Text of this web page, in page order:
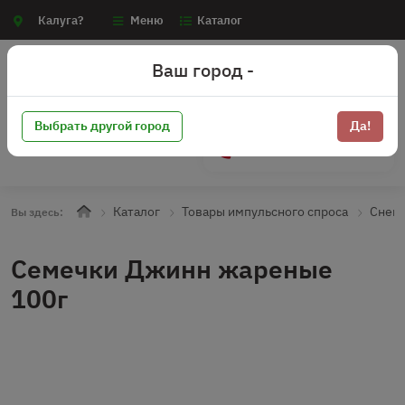
Калуга? Меню Каталог
Вы здесь: Каталог Товары импульсного спроса
Семечки Джинн жареные
100г
Ваш город -
Выбрать другой город Да!